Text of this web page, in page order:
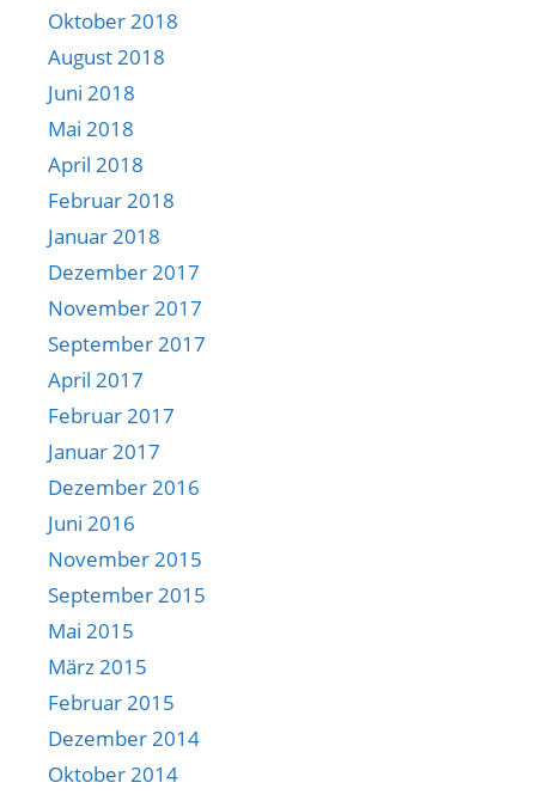
Oktober 2018
August 2018
Juni 2018
Mai 2018
April 2018
Februar 2018
Januar 2018
Dezember 2017
November 2017
September 2017
April 2017
Februar 2017
Januar 2017
Dezember 2016
Juni 2016
November 2015
September 2015
Mai 2015
März 2015
Februar 2015
Dezember 2014
Oktober 2014